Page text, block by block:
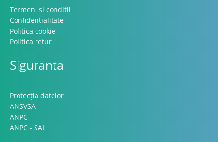
Termeni si conditii
Confidentialitate
Politica cookie
Politica retur
Siguranta
Protecția datelor
ANSVSA
ANPC
ANPC - SAL